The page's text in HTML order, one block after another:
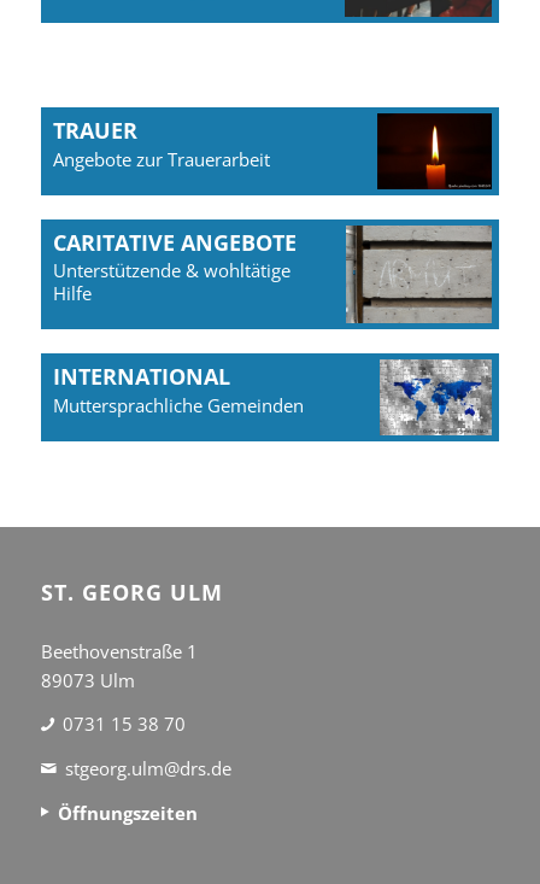
TRAUER
Angebote zur Trauerarbeit
CARITATIVE ANGEBOTE
Unterstützende & wohltätige
Hilfe
INTERNATIONAL
Muttersprachliche Gemeinden
ST. GEORG ULM
Beethovenstraße 1
89073 Ulm
0731 15 38 70
stgeorg.ulm@drs.de
Öffnungszeiten